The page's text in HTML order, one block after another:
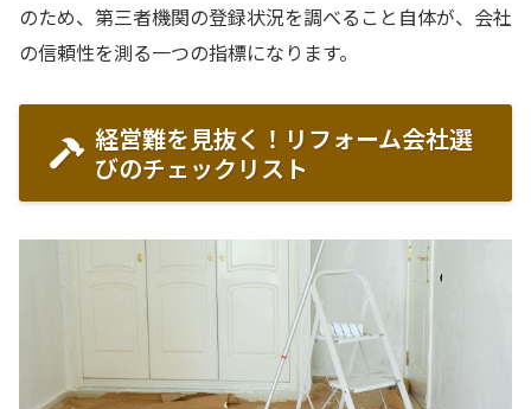
のため、第三者機関の登録状況を調べること自体が、会社
の信頼性を測る一つの指標になります。
経営難を見抜く！リフォーム会社選
びのチェックリスト